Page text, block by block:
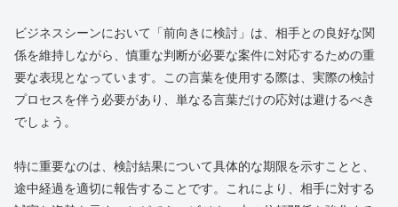
ビジネスシーンにおいて「前向きに検討」は、相手との良好な関
係を維持しながら、慎重な判断が必要な案件に対応するための重
要な表現となっています。この言葉を使用する際は、実際の検討
プロセスを伴う必要があり、単なる言葉だけの応対は避けるべき
でしょう。
特に重要なのは、検討結果について具体的な期限を示すことと、
途中経過を適切に報告することです。これにより、相手に対する